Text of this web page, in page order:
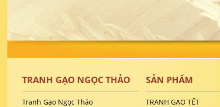
TRANH GẠO NGỌC THẢO
Tranh Gạo Ngọc Thảo
SẢN PHẨM
TRANH GẠO TẾT